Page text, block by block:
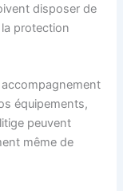
disposer de
protection
accompagnement
équipements,
peuvent
même de